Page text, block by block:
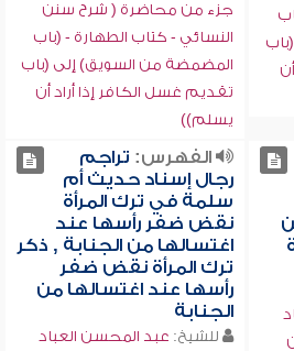
جزء من محاضرة ( شرح سنن
النسائي - كتاب الطهارة - (باب
المضمضة من السويق) إلى (باب
تقديم غسل الكافر إذا أراد أن
يسلم))
الفهرس: تراجم
رجال إسناد حديث أم
سلمة في ترك المرأة
نقض ضفر رأسها عند
اغتسالها من الجنابة , ذكر
ترك المرأة نقض ضفر
رأسها عند اغتسالها من
الجنابة
للشيخ: عبد المحسن العباد